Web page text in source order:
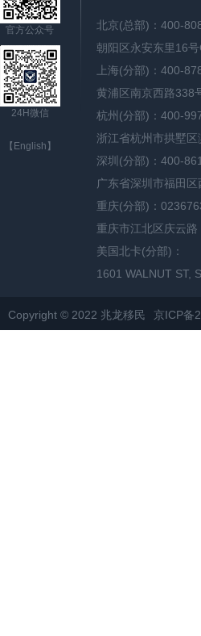
官方公众号
24H微信
【English】
北京(总部)：400-
朝阳区永安东里16
上海(分部)：400-
黄浦区南京西路338
杭州(分部)：400-
浙江省杭州市拱墅
深圳(分部)：400-
广东省深圳市福田
重庆(分部)：
重庆市江北区庆云
美国北卡(分部)：
1601 WALNUT ST,
Copyright © 2022 兆龙移民 京ICP备